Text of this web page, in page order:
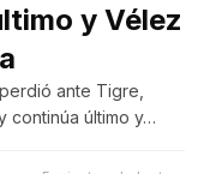
y Vélez
ante Tigre,
continúa último y…